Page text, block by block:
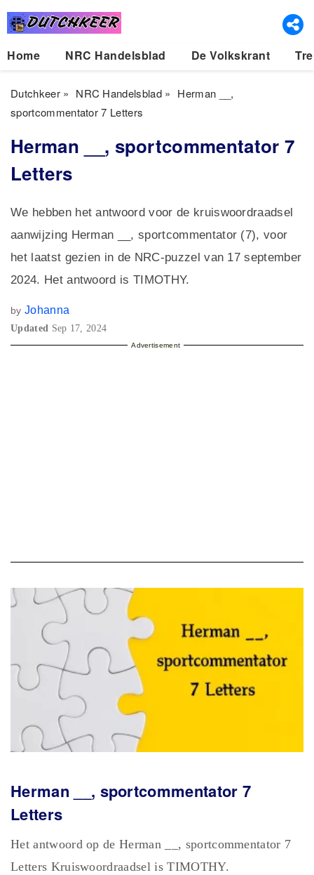
Home NRC Handelsblad De Volkskrant
Dutchkeer» NRC Handelsblad » Herman __,
sportcommentator 7 Letters
Herman __, sportcommentator 7
Letters
We hebben het antwoord voor de kruiswoordraadsel
aanwijzing Herman __, sportcommentator (7), voor
het laatst gezien in de NRC-puzzel van 17 september
2024. Het antwoord is TIMOTHY.
by Johanna
Updated Sep 17, 2024
Advertisement
Herman __, sportcommentator 7
Letters
Het antwoord op de Herman __, sportcommentator 7
Letters Kruiswoordraadsel is TIMOTHY.